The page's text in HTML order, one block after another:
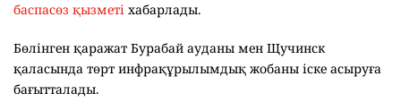
баспасөз қызметі хабарлады.
Бөлінген қаражат Бурабай ауданы мен Щучинск
қаласында төрт инфрақұрылымдық жобаны іске асыруға
бағытталады.